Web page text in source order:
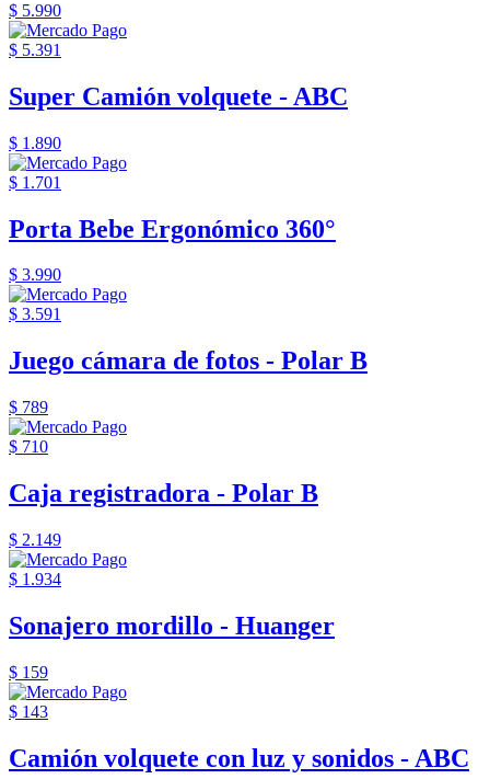
$ 5.990
$ 5.391
Super Camión volquete - ABC
$ 1.890
$ 1.701
Porta Bebe Ergonómico 360°
$ 3.990
$ 3.591
Juego cámara de fotos - Polar B
$ 789
$ 710
Caja registradora - Polar B
$ 2.149
$ 1.934
Sonajero mordillo - Huanger
$ 159
$ 143
Camión volquete con luz y sonidos - ABC